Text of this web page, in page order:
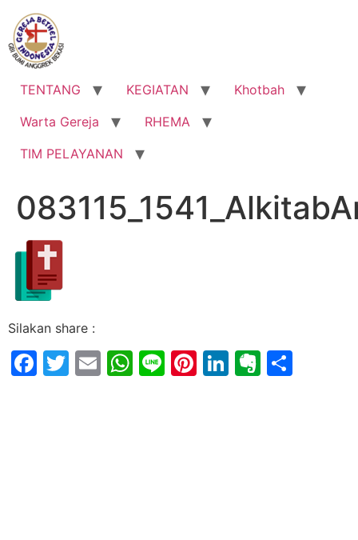
Lewati
konten
TENTANG KEGIATAN
Khotbah
Warta Gereja
RHEMA
TIM PELAYANAN
Silakan share :
Facebook
Twitter
EmailWhatsApp
LinePinterest
LinkedIn